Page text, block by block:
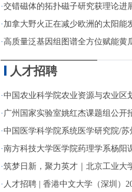
·交错磁体的拓扑磁子研究获理论进
· 加拿大野火正在减少欧洲的太阳能
· 高质量泛基因组图谱全方位赋能黄
人才招聘
·中国农业科学院农业资源与农业区
· 广州国家实验室姚红杰课题组公开
·中国医学科学院系统医学研究院/苏
·南方科技大学医学院药理学系杨阳
·筑梦日新，聚力英才｜北京工业大
· 人才招聘 | 香港中文大学（深圳）